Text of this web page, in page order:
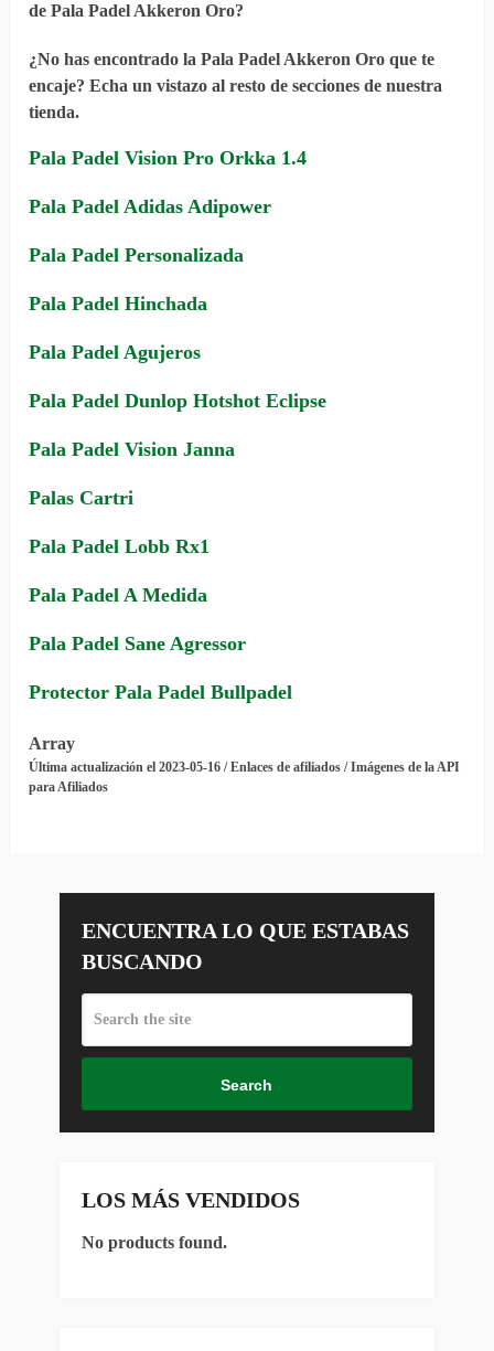
de Pala Padel Akkeron Oro?
¿No has encontrado la Pala Padel Akkeron Oro que te
encaje? Echa un vistazo al resto de secciones de nuestra
tienda.
Pala Padel Vision Pro Orkka 1.4
Pala Padel Adidas Adipower
Pala Padel Personalizada
Pala Padel Hinchada
Pala Padel Agujeros
Pala Padel Dunlop Hotshot Eclipse
Pala Padel Vision Janna
Palas Cartri
Pala Padel Lobb Rx1
Pala Padel A Medida
Pala Padel Sane Agressor
Protector Pala Padel Bullpadel
Array
Última actualización el 2023-05-16 / Enlaces de afiliados / Imágenes de la API
para Afiliados
ENCUENTRA LO QUE ESTABAS
BUSCANDO
Search
LOS MÁS VENDIDOS
No products found.